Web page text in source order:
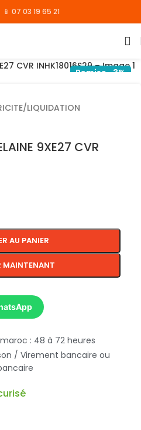
📱 07 03 19 65 21
Remise -3%
/LIQUIDATION
9XE27 CVR
AU PANIER
MAINTENANT
: 48 à 72 heures
/ Virement bancaire ou